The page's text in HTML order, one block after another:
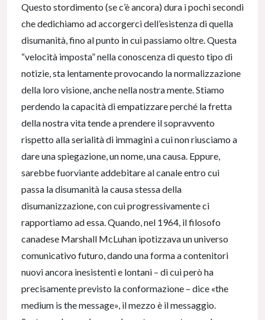
Questo stordimento (se c’è ancora) dura i pochi secondi
che dedichiamo ad accorgerci dell’esistenza di quella
disumanità, fino al punto in cui passiamo oltre. Questa
“velocità imposta” nella conoscenza di questo tipo di
notizie, sta lentamente provocando la normalizzazione
della loro visione, anche nella nostra mente. Stiamo
perdendo la capacità di empatizzare perché la fretta
della nostra vita tende a prendere il sopravvento
rispetto alla serialità di immagini a cui non riusciamo a
dare una spiegazione, un nome, una causa. Eppure,
sarebbe fuorviante addebitare al canale entro cui
passa la disumanità la causa stessa della
disumanizzazione, con cui progressivamente ci
rapportiamo ad essa. Quando, nel 1964, il filosofo
canadese Marshall McLuhan ipotizzava un universo
comunicativo futuro, dando una forma a contenitori
nuovi ancora inesistenti e lontani – di cui però ha
precisamente previsto la conformazione – dice «the
medium is the message», il mezzo è il messaggio.